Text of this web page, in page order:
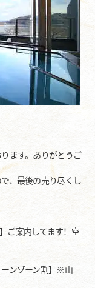
ます。ありがとうご
、最後の売り尽くし
ご案内してます！空
ーンゾーン割】※山